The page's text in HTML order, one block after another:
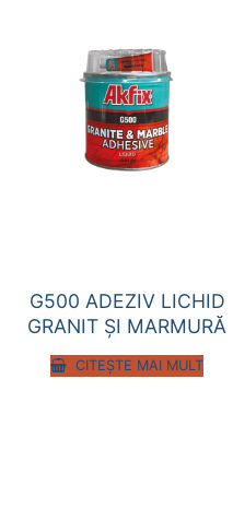
G500 ADEZIV LICHID
GRANIT ŞI MARMURĂ
CITEȘTE MAI MULT